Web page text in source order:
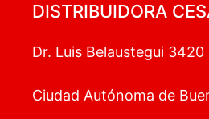
DISTRIBUIDORA
Dr. Luis Belaustegui 3420
Ciudad Autónoma de